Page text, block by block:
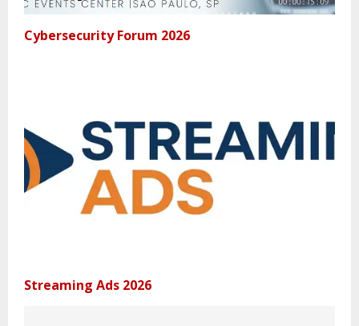
Cybersecurity Forum 2026
Streaming Ads 2026